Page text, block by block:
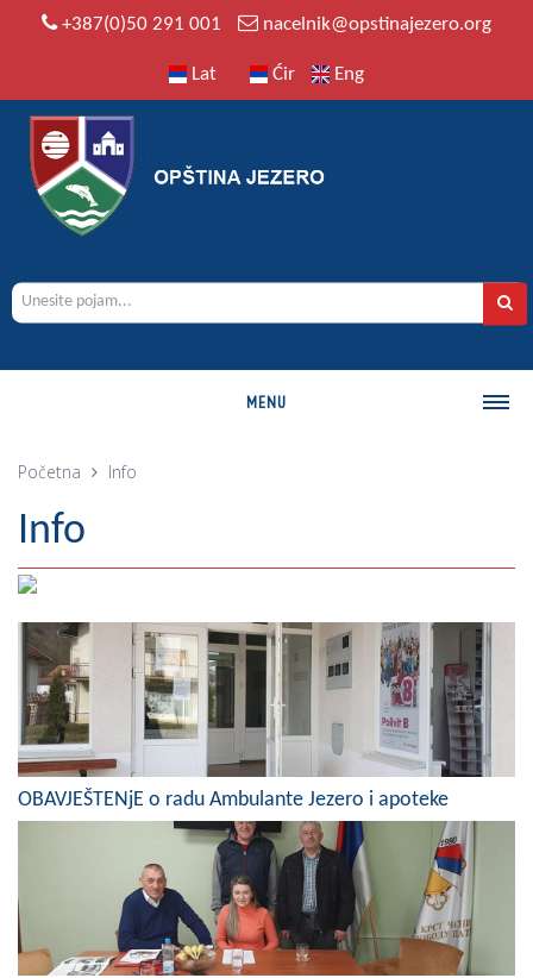
+387(0)50 291 001 nacelnik@opstinajezero.org
Lat Ćir Eng
MENU
Istorija
Geografija
Naseljena mjesta
Zanimljivosti
Fotogalerija
NAČELNIK
O Načelniku
Zamjenik načelnika
Izvještaj o radu načelnika
Početna Info
Info
OBAVJEŠTENjE o radu Ambulante Jezero i apoteke